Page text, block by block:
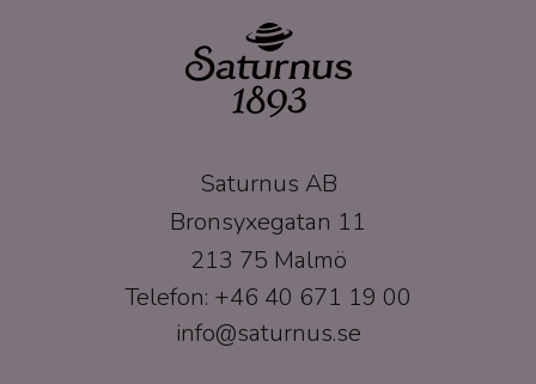
Saturnus AB
Bronsyxegatan 11
213 75 Malmö
Telefon: +46 40 671 19 00
info@saturnus.se